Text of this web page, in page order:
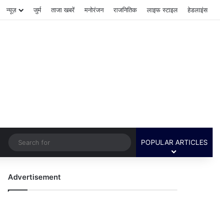
न्यूज़ जुर्म ताजा खबरें मनोरंजन राजनितिक लाइफ स्टाइल हेडलाइंस
Switch skin
Search
for
POPULAR ARTICLES
Advertisement